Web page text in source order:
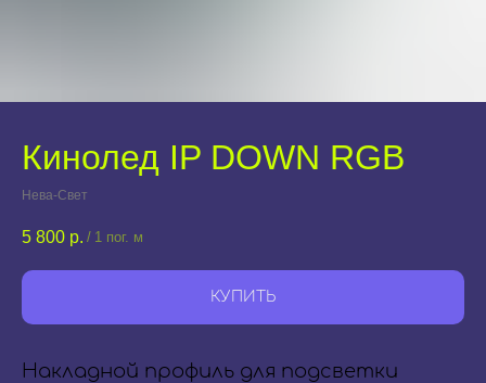
Кинолед IP DOWN RGB
Нева-Свет
5 800 р. / 1 пог. м
КУПИТЬ
Накладной профиль для подсветки